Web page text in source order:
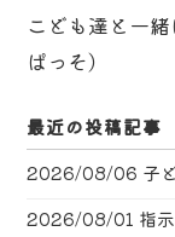
こども達と一
ぱっそ）
最近の投稿記事
2026/08/06 子
2026/08/01 指